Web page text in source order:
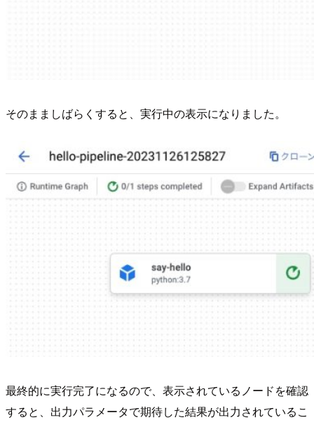
そのまましばらくすると、実行中の表示になりました。
最終的に実行完了になるので、表示されているノードを確認
すると、出力パラメータで期待した結果が出力されているこ